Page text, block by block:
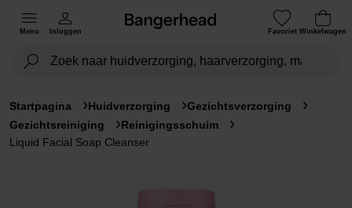
Menu Inloggen Favoriet Winkelwagen
Startpagina Huidverzorging
Gezichtsverzorging
Gezichtsreiniging
Reinigingsschuim
Liquid Facial Soap Cleanser